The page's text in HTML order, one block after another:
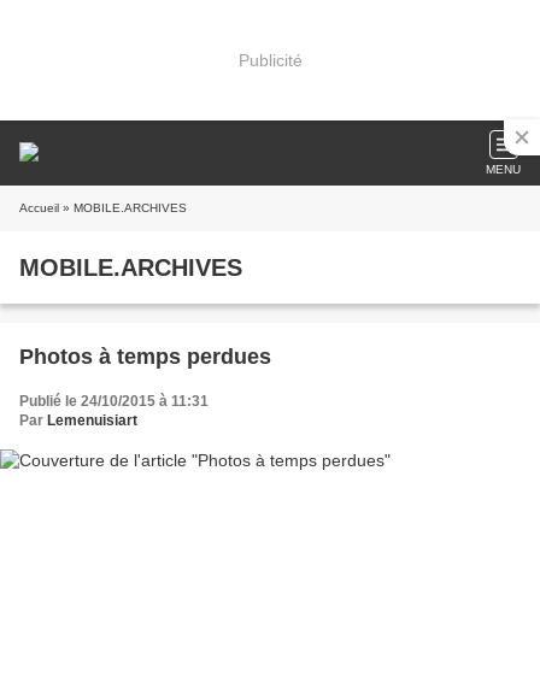
Publicité
MENU
Accueil » MOBILE.ARCHIVES
MOBILE.ARCHIVES
Photos à temps perdues
Publié le 24/10/2015 à 11:31
Par Lemenuisiart